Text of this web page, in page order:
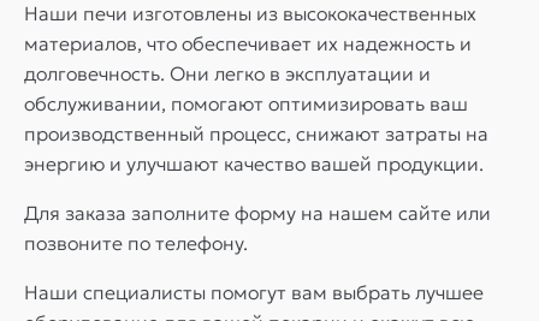
Наши печи изготовлены из высококачественных
материалов, что обеспечивает их надежность и
долговечность. Они легко в эксплуатации и
обслуживании, помогают оптимизировать ваш
производственный процесс, снижают затраты на
энергию и улучшают качество вашей продукции.
Для заказа заполните форму на нашем сайте или
позвоните по телефону.
Наши специалисты помогут вам выбрать лучшее